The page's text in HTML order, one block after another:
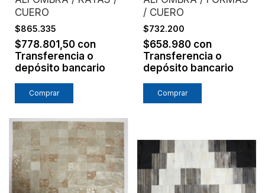
CUERO
$865.335
$778.801,50 con
Transferencia o
depósito bancario
Comprar
/ CUERO
$732.200
$658.980 con
Transferencia o
depósito bancario
Comprar